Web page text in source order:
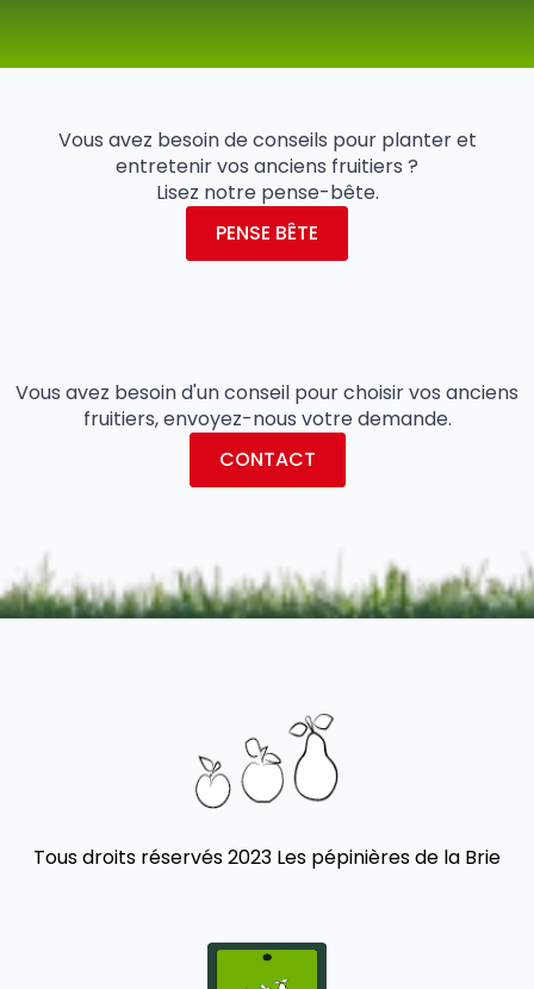
Vous avez besoin de conseils pour planter et
entretenir vos anciens fruitiers ?
Lisez notre pense-bête.
PENSE BÊTE
Vous avez besoin d'un conseil pour choisir vos anciens
fruitiers, envoyez-nous votre demande.
CONTACT
Tous droits réservés 2023 Les pépinières de la Brie